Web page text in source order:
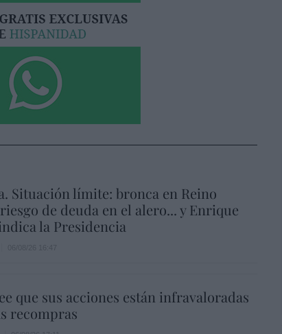
Situación límite: bronca en Reino
de deuda en el alero... y Enrique
la Presidencia
que sus acciones están infravaloradas
recompras